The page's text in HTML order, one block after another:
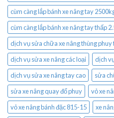
cùm càng lắp bánh xe nâng tay
cùm càng lắp bánh xe nâng tay thấp
dịch vụ sửa chữa xe nâng thùng phuy
dịch vụ sửa xe nâng các loại
dịch
dịch vụ sửa xe nâng tay cao
sửa
sửa xe nâng quay đổ phuy
vỏ xe
vỏ xe nâng bánh đặc 815-15
xe